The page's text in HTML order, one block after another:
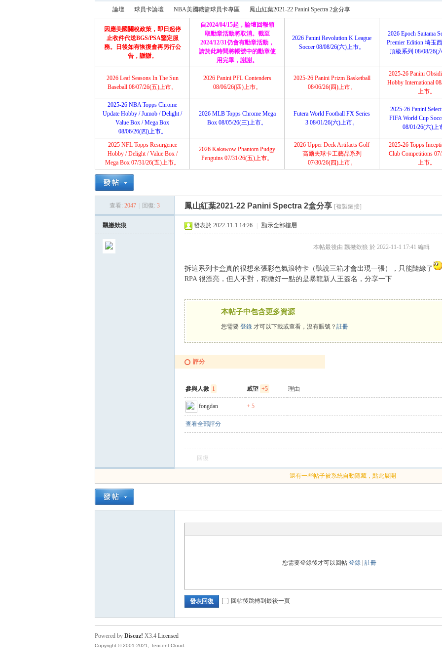
搜
索
星
»
論壇
›
球員卡論壇
›
NBA美國職籃球員卡專區
›
鳳山紅葉2021-22 Panini Spectra 2盒分享
因應美國關稅政策，即日起停
止收件代送BGS/PSA鑒定服
務。日後如有恢復會再另行公
告，謝謝。
自2024/04/15起，論壇回報領
取勳章活動將取消。截至
2024/12/31仍會有勳章活動，
請於此時間將帳號中的勳章使
用完畢，謝謝。
2026 Panini Revolution K League
Soccer 08/08/26(六)上市。
2026 Epoch Saitama
Premier Edition 埼玉
頂級系列 08/08/26(
2026 Leaf Seasons In The Sun
Baseball 08/07/26(五)上市。
2026 Panini PFL Contenders
08/06/26(四)上市。
2025-26 Panini Prizm Basketball
08/06/26(四)上市。
2025-26 Panini
Hobby International
上市。
2025-26 NBA Topps Chrome
Update Hobby / Jumob / Delight /
Value Box / Mega Box
08/06/26(四)上市。
2026 MLB Topps Chrome Mega
Box 08/05/26(三)上市。
Futera World Football FX Series
3 08/01/26(六)上市。
2025-26 Panini
FIFA World Cup
08/01/26(六)上
2025 NFL Topps Resurgence
Hobby / Delight / Value Box /
Mega Box 07/31/26(五)上市。
2026 Kakawow Phantom Pudgy
Penguins 07/31/26(五)上市。
2026 Upper Deck Artifacts Golf
高爾夫球卡工藝品系列
07/30/26(四)上市。
2025-26 Topps
Club Competitions
上市。
查看: 2047 回復: 3 鳳山紅葉2021-22 Panini Spectra 2盒分享 [複製鏈接]
飄撇欸狼 發表於 2022-11-1 14:26 顯示全部樓層
本帖最後由 飄撇欸狼 於 2022-11-1 17:41 編輯
拆這系列卡盒真的很想來張彩色氣浪特卡（聽說三箱才會出現一張），只能隨緣了
RPA 很漂亮，但人不對，稍微好一點的是暴龍新人王簽名，分享一下
本帖子中包含更多資源
您需要 登錄 才可以下載或查看，沒有賬號？ 註冊
評分
參與人數 1 威望 +5 理由
fongdan + 5
查看全部評分
回復
還有一些帖子被系統自動隱藏，點此展開
您需要登錄後才可以回帖 登錄 註冊
發表回復 回帖後跳轉到最後一頁
Powered by Discuz! X3.4 Licensed
Copyright © 2001-2021, Tencent Cloud.